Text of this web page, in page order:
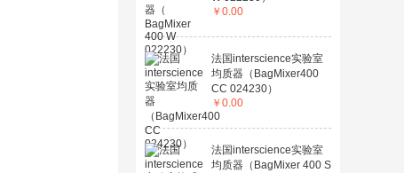
￥ 0.00
法国interscience实验室
均质器（BagMixer400
CC 024230）
￥ 0.00
法国interscience实验室
均质器（BagMixer 400 S